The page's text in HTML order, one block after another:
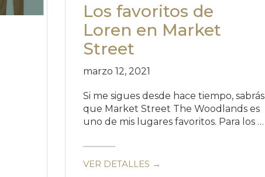
Los favoritos de
Loren en Market
Street
marzo 12, 2021
Si me sigues desde hace tiempo, sabrás
que Market Street The Woodlands es
uno de mis lugares favoritos. Para los …
VER DETALLES →